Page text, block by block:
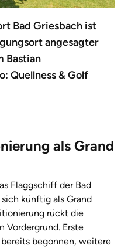
Bad Griesbach ist
angesagter
Bastian
Quellness & Golf
als Grand
Flaggschiff der Bad
künftig als Grand
rückt die
Vordergrund. Erste
begonnen, weitere